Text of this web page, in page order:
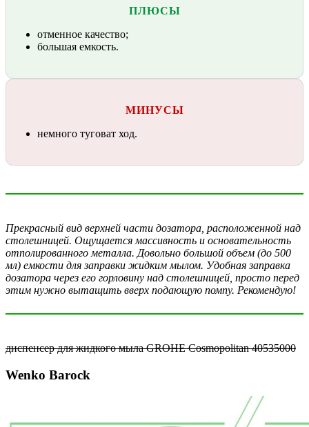
ПЛЮСЫ
отменное качество;
большая емкость.
МИНУСЫ
немного туговат ход.
Прекрасный вид верхней части дозатора, расположенной над
столешницей. Ощущается массивность и основательность
отполированного металла. Довольно большой объем (до 500
мл) емкости для заправки жидким мылом. Удобная заправка
дозатора через его горловину над столешницей, просто перед
этим нужно вытащить вверх подающую помпу. Рекомендую!
диспенсер для жидкого мыла GROHE Cosmopolitan 40535000
Wenko Barock